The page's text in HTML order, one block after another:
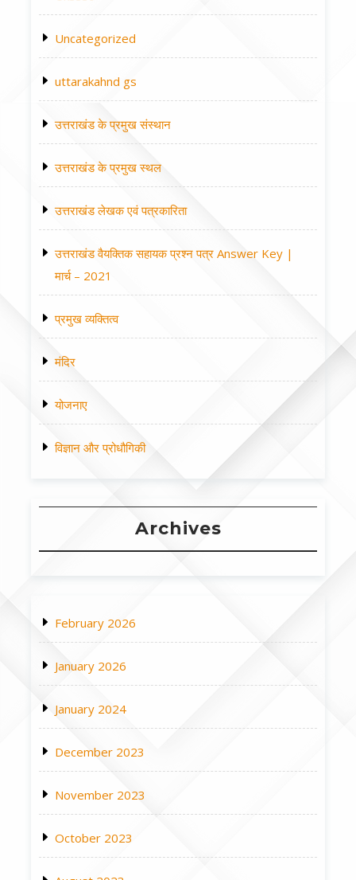
Uncategorized
uttarakahnd gs
उत्तराखंड के प्रमुख संस्थान
उत्तराखंड के प्रमुख स्थल
उत्तराखंड लेखक एवं पत्रकारिता
उत्तराखंड वैयक्तिक सहायक प्रश्न पत्र Answer Key |
मार्च – 2021
प्रमुख व्यक्तित्व
मंदिर
योजनाए
विज्ञान और प्रोधौगिकी
Archives
February 2026
January 2026
January 2024
December 2023
November 2023
October 2023